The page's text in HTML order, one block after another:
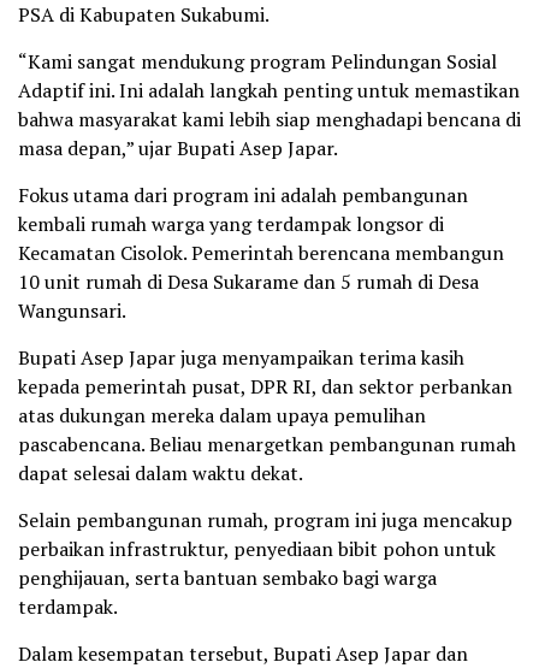
PSA di Kabupaten Sukabumi.
“Kami sangat mendukung program Pelindungan Sosial
Adaptif ini. Ini adalah langkah penting untuk memastikan
bahwa masyarakat kami lebih siap menghadapi bencana di
masa depan,” ujar Bupati Asep Japar.
Fokus utama dari program ini adalah pembangunan
kembali rumah warga yang terdampak longsor di
Kecamatan Cisolok. Pemerintah berencana membangun
10 unit rumah di Desa Sukarame dan 5 rumah di Desa
Wangunsari.
Bupati Asep Japar juga menyampaikan terima kasih
kepada pemerintah pusat, DPR RI, dan sektor perbankan
atas dukungan mereka dalam upaya pemulihan
pascabencana. Beliau menargetkan pembangunan rumah
dapat selesai dalam waktu dekat.
Selain pembangunan rumah, program ini juga mencakup
perbaikan infrastruktur, penyediaan bibit pohon untuk
penghijauan, serta bantuan sembako bagi warga
terdampak.
Dalam kesempatan tersebut, Bupati Asep Japar dan